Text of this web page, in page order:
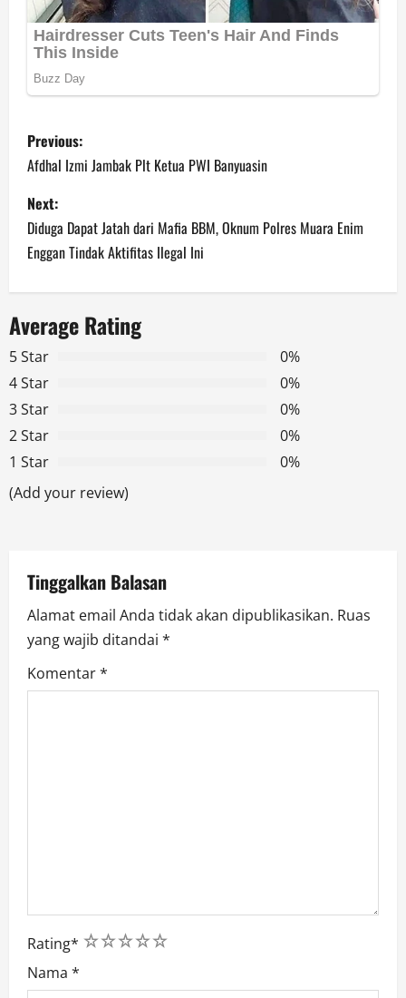
P
o
s
t
n
a
v
i
g
a
o
n
Previous:
Afdhal Izmi Jambak Plt Ketua PWI Banyuasin
Next:
Diduga Dapat Jatah dari Mafia BBM, Oknum Polres Muara Enim
Enggan Tindak Aktifitas Ilegal Ini
Average Rating
5 Star
0%
4 Star
0%
3 Star
0%
2 Star
0%
1 Star
0%
(Add your review)
Tinggalkan Balasan
Alamat email Anda tidak akan dipublikasikan. Ruas
yang wajib ditandai *
Komentar*
Rating* 5
4
3
2
1
Nama *